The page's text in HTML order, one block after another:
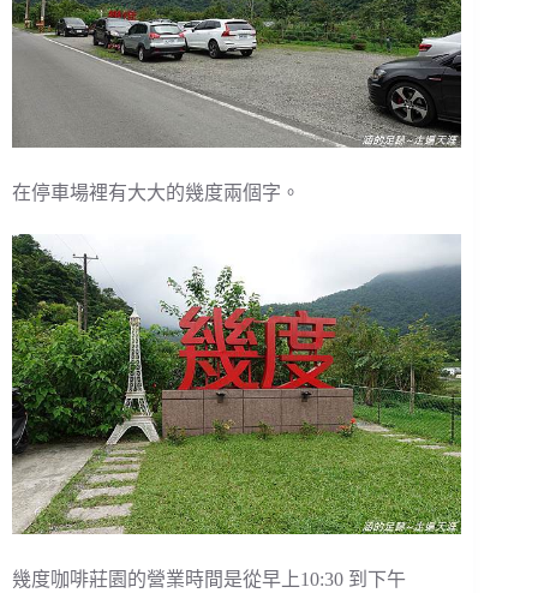
在停車場裡有大大的幾度兩個字。
幾度咖啡莊園的營業時間是從早上10:30 到下午